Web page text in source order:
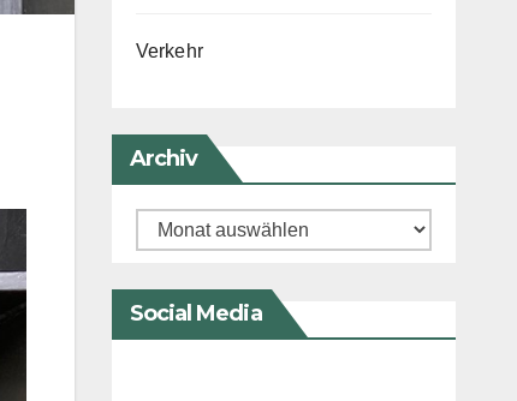
Verkehr
Archiv
Archiv
Social Media